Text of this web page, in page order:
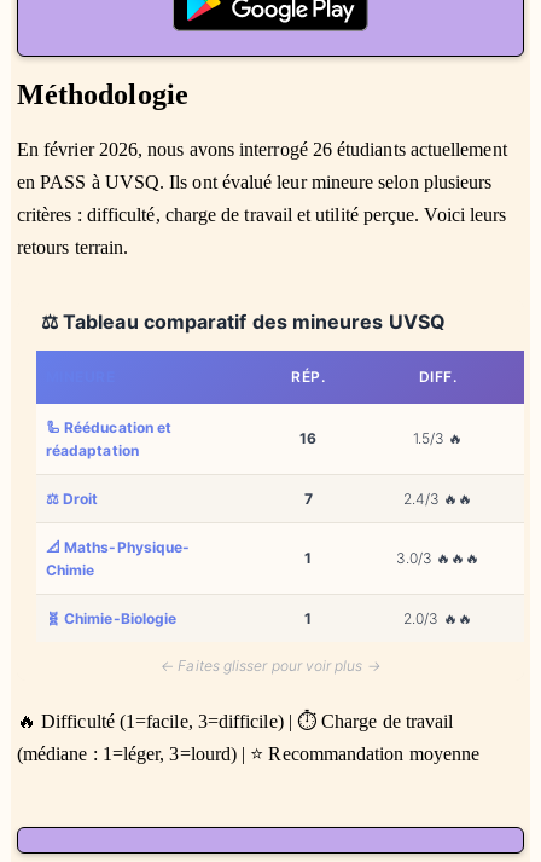
Méthodologie
En février 2026, nous avons interrogé 26 étudiants actuellement
en PASS à UVSQ. Ils ont évalué leur mineure selon plusieurs
critères : difficulté, charge de travail et utilité perçue. Voici leurs
retours terrain.
⚖️ Tableau comparatif des mineures UVSQ
RÉP. DIFF.
🦾 Rééducation et
réadaptation
16 1.5/3 🔥
⚖️ Droit 7 2.4/3 🔥🔥
📐 Maths-Physique-
Chimie
1 3.0/3 🔥🔥🔥
🧬 Chimie-Biologie 1 2.0/3 🔥🔥
← Faites glisser pour voir plus →
🔥 Difficulté (1=facile, 3=difficile) | ⏱️ Charge de travail
(médiane : 1=léger, 3=lourd) | ⭐ Recommandation moyenne